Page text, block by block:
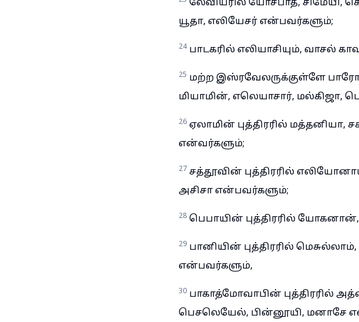
லேவியரில் யோசபாத், சிமேயி,
யூதா, எலியேசர் என்பவர்களும்;
24 பாடகரில் எலியாசியும், வாசல்
25 மற்ற இஸ்ரவேலருக்குள்ளே
மியாமின், எலெயாசார், மல்கிஜா,
26 ஏலாமின் புத்திரரில் மத்தனியா,
என்வர்களும்;
27 சத்தூவின் புத்திரரில்
அசிசா என்பவர்களும்;
28 பெபாயின் புத்திரரில்
29 பானியின் புத்திரரில்
என்பவர்களும்,
30 பாகாத்மோவாபின் புத்திரரில்
பெசலெயேல், பின்னூயி, மனாசே